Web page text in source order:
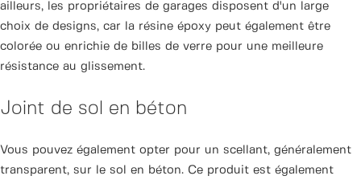
ailleurs, les propriétaires de garages disposent d'un large
choix de designs, car la résine époxy peut également être
colorée ou enrichie de billes de verre pour une meilleure
résistance au glissement.
Joint de sol en béton
Vous pouvez également opter pour un scellant, généralement
transparent, sur le sol en béton. Ce produit est également